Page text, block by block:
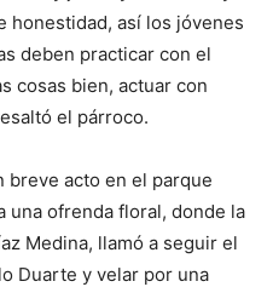
honestidad, así los jóvenes
deben practicar con el
cosas bien, actuar con
el párroco.
breve acto en el parque
una ofrenda floral, donde la
Medina, llamó a seguir el
Duarte y velar por una